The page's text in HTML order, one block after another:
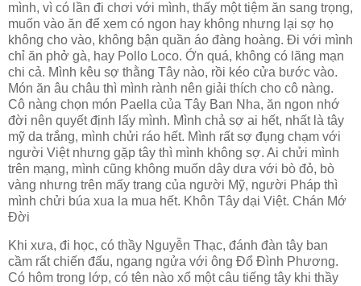
mình, vì có lần đi chơi với mình, thấy một tiệm ăn sang trọng,
muốn vào ăn để xem có ngon hay không nhưng lại sợ họ
không cho vào, không bận quần áo đàng hoàng. Đi với mình
chỉ ăn phở gà, hay Pollo Loco. Ớn quá, không có lãng mạn
chi cả. Mình kêu sợ thằng Tây nào, rồi kéo cửa bước vào.
Món ăn âu châu thì mình rành nên giải thích cho cô nàng.
Cô nàng chọn món Paella của Tây Ban Nha, ăn ngon nhớ
đời nên quyết định lấy mình. Mình chả sợ ai hết, nhất là tây
mỹ da trắng, mình chửi ráo hết. Mình rất sợ đụng chạm với
người Việt nhưng gặp tây thì mình không sợ. Ai chửi mình
trên mạng, mình cũng không muốn dây dưa với bò đỏ, bò
vàng nhưng trên mấy trang của người Mỹ, người Pháp thì
mình chửi búa xua la mua hết. Khôn Tây dại Việt. Chán Mớ
Đời
Khi xưa, đi học, có thầy Nguyễn Thạc, đánh đàn tây ban
cầm rất chiến đấu, ngang ngửa với ông Đổ Đình Phương.
Có hôm trong lớp, có tên nào xổ một câu tiếng tây khi thầy